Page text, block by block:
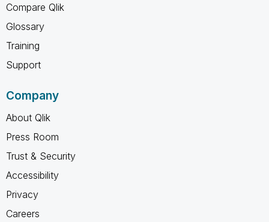
Compare Qlik
Glossary
Training
Support
Company
About Qlik
Press Room
Trust & Security
Accessibility
Privacy
Careers